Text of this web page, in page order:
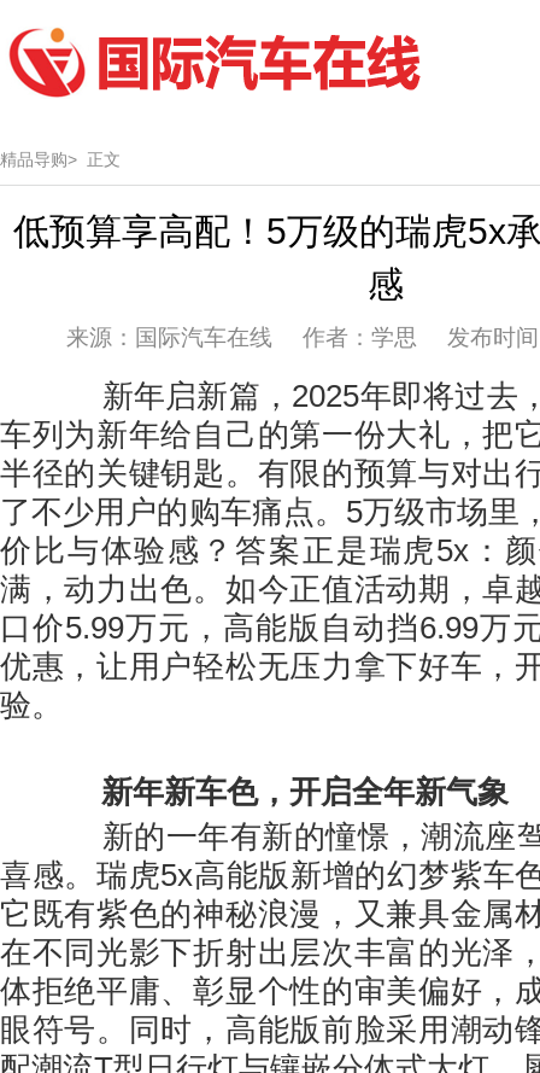
精品导购> 正文
低预算享高配！5万级的瑞虎5x
感
来源：国际汽车在线 作者：学思 发布时间
新年启新篇，2025年即将过去
车列为新年给自己的第一份大礼，把
半径的关键钥匙。有限的预算与对出
了不少用户的购车痛点。5万级市场里
价比与体验感？答案正是瑞虎5x：
满，动力出色。如今正值活动期，卓
口价5.99万元，高能版自动挡6.99万
优惠，让用户轻松无压力拿下好车，
验。
新年新车色，开启全年新气象
新的一年有新的憧憬，潮流座
喜感。瑞虎5x高能版新增的幻梦紫车
它既有紫色的神秘浪漫，又兼具金属
在不同光影下折射出层次丰富的光泽
体拒绝平庸、彰显个性的审美偏好，
眼符号。同时，高能版前脸采用潮动